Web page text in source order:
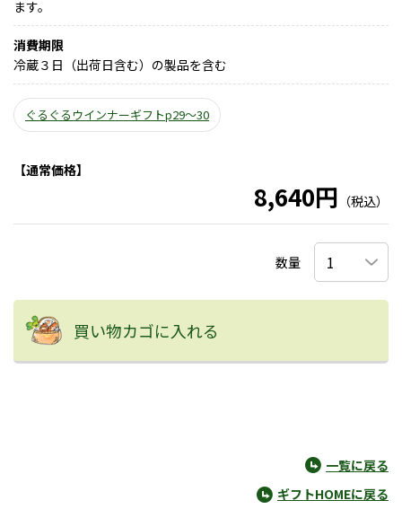
ます。
消費期限
冷蔵３日（出荷日含む）の製品を含む
ぐるぐるウインナーギフトp29～30
【通常価格】
8,640円 （税込）
数量
買い物カゴに入れる
一覧に戻る
ギフトHOMEに戻る